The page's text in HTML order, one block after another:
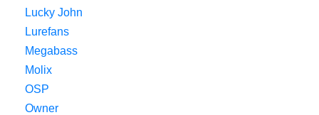
Lucky John
Lurefans
Megabass
Molix
OSP
Owner